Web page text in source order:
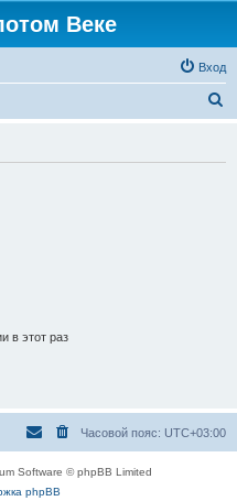
Веке
Вход
в этот раз
Часовой пояс: UTC+03:00
Software © phpBB Limited
phpBB